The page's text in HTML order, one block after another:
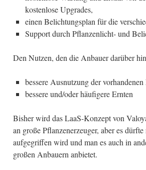
kostenlose Upgrades,
einen Belichtungsplan für die
Support durch Pflanzenlicht- und
Den Nutzen, den die Anbauer darüber
bessere Ausnutzung der vorhandenen
bessere und/oder häufigere Ernten
Bisher wird das LaaS-Konzept von
an große Pflanzenerzeuger, aber es
aufgegriffen wird und man es auch in
großen Anbauern anbietet.